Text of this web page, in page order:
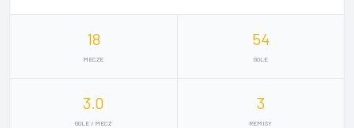
18
MECZE
54
GOLE
3.0
GOLE / MECZ
3
REMISY